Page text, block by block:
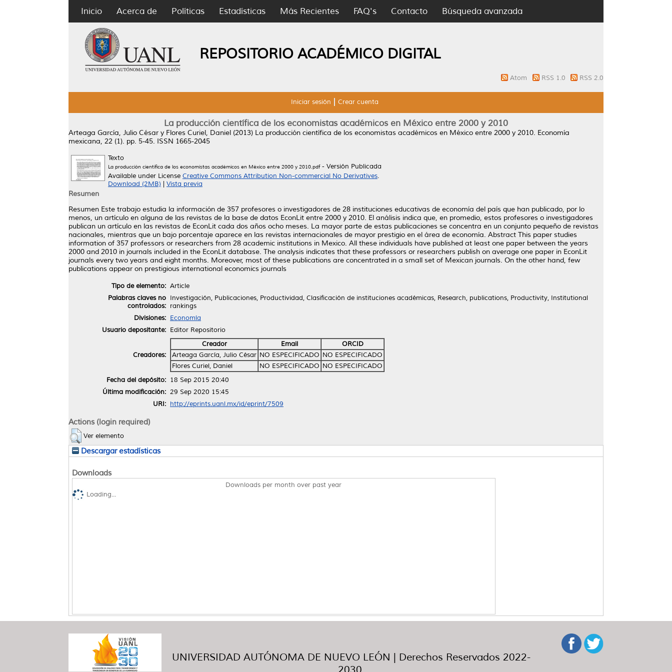
Inicio Acerca de Políticas Estadísticas Más Recientes FAQ's Contacto Búsqueda avanzada
REPOSITORIO ACADÉMICO DIGITAL
Atom RSS 1.0 RSS 2.0
Iniciar sesión Crear cuenta
La producción científica de los economistas académicos en México entre 2000 y 2010
Arteaga García, Julio César y Flores Curiel, Daniel (2013) La producción científica de los economistas académicos en México entre 2000 y 2010. Economía
mexicana, 22 (1). pp. 5-45. ISSN 1665-2045
Texto
La producción científica de los economistas académicos en México entre 2000 y 2010.pdf- Versión Publicada
Available under License Creative Commons Attribution Non-commercial No Derivatives.
Download (2MB)
Vista previa
Resumen
Resumen Este trabajo estudia la información de 357 profesores o investigadores de 28 instituciones educativas de economía del país que han publicado, por lo
menos, un artículo en alguna de las revistas de la base de datos EconLit entre 2000 y 2010. El análisis indica que, en promedio, estos profesores o investigadores
publican un artículo en las revistas de EconLit cada dos años ocho meses. La mayor parte de estas publicaciones se concentra en un conjunto pequeño de revistas
nacionales, mientras que un bajo porcentaje aparece en las revistas internacionales de mayor prestigio en el área de economía. Abstract This paper studies
information of 357 professors or researchers from 28 academic institutions in Mexico. All these individuals have published at least one paper between the years
2000 and 2010 in journals included in the EconLit database. The analysis indicates that these professors or researchers publish on average one paper in EconLit
journals every two years and eight months. Moreover, most of these publications are concentrated in a small set of Mexican journals. On the other hand, few
publications appear on prestigious international economics journals
Tipo de elemento: Article
Palabras claves no
controlados:
Investigación, Publicaciones, Productividad, Clasificación de instituciones académicas, Research, publications, Productivity, Institutional
rankings
Divisiones: Economía
Usuario depositante: Editor Repositorio
Creadores:
Creador Email
ORCID
Arteaga García, Julio César NO ESPECIFICADO NO ESPECIFICADO
Flores Curiel, Daniel
NO ESPECIFICADO NO ESPECIFICADO
Fecha del depósito: 18 Sep 2015 20:40
Última modificación: 29 Sep 2020 15:45
URI: http://eprints.uanl.mx/id/eprint/7509
Actions (login required)
Ver elemento
Descargar estadísticas
Downloads
Downloads per month over past year
Loading...
UNIVERSIDAD AUTÓNOMA DE NUEVO LEÓN | Derechos Reservados 2022-